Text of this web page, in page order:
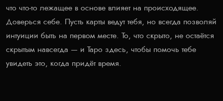
что что-то лежащее в основе влияет на происходящее.
Доверься себе. Пусть карты ведут тебя, но всегда позволяй
интуиции быть на первом месте. То, что скрыто, не остаётся
скрытым навсегда — и Таро здесь, чтобы помочь тебе
увидеть это, когда придёт время.